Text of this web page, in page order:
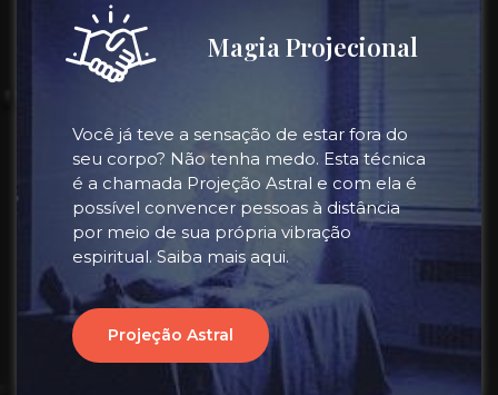
Magia Projecional
Você já teve a sensação de estar fora do
seu corpo? Não tenha medo. Esta técnica
é a chamada Projeção Astral e com ela é
possível convencer pessoas à distância
por meio de sua própria vibração
espiritual. Saiba mais aqui.
Projeção Astral